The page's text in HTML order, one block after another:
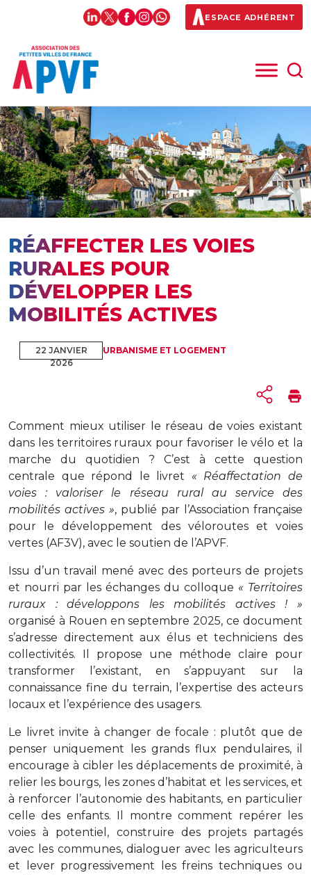
ESPACE ADHÉRENT
RÉAFFECTER LES VOIES
RURALES POUR
DÉVELOPPER LES
MOBILITÉS ACTIVES
22 JANVIER
2026
URBANISME ET LOGEMENT
Comment mieux utiliser le réseau de voies existant
dans les territoires ruraux pour favoriser le vélo et la
marche du quotidien ? C’est à cette question
centrale que répond le livret « Réaffectation de
voies : valoriser le réseau rural au service des
mobilités actives », publié par l’Association française
pour le développement des véloroutes et voies
vertes (AF3V), avec le soutien de l’APVF.
Issu d’un travail mené avec des porteurs de projets
et nourri par les échanges du colloque « Territoires
ruraux : développons les mobilités actives ! »
organisé à Rouen en septembre 2025, ce document
s’adresse directement aux élus et techniciens des
collectivités. Il propose une méthode claire pour
transformer l’existant, en s’appuyant sur la
connaissance fine du terrain, l’expertise des acteurs
locaux et l’expérience des usagers.
Le livret invite à changer de focale : plutôt que de
penser uniquement les grands flux pendulaires, il
encourage à cibler les déplacements de proximité, à
relier les bourgs, les zones d’habitat et les services, et
à renforcer l’autonomie des habitants, en particulier
celle des enfants. Il montre comment repérer les
voies à potentiel, construire des projets partagés
avec les communes, dialoguer avec les agriculteurs
et lever progressivement les freins techniques ou